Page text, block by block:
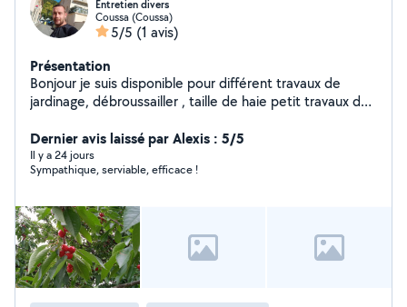
Entretien divers
Coussa (Coussa)
5/5 (1 avis)
Présentation
Bonjour je suis disponible pour différent travaux de
jardinage, débroussailler , taille de haie petit travaux de
polyvalent n'hésitez pas à me contacter
Dernier avis laissé par Alexis : 5/5
Il y a 24 jours
Sympathique, serviable, efficace !